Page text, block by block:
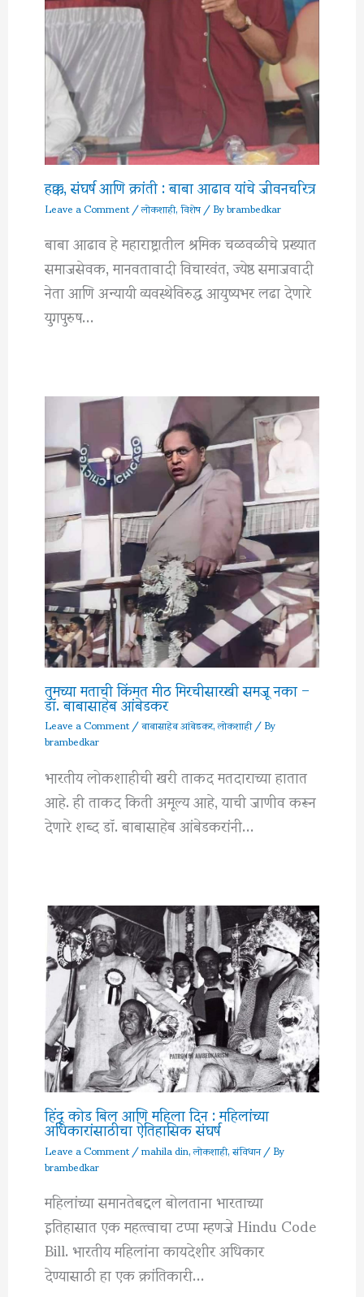
हक्क, संघर्ष आणि क्रांती : बाबा आढाव यांचे जीवनचरित्र
Leave a Comment/लोकशाही,विशेष/ Bybrambedkar
बाबा आढाव हे महाराष्ट्रातील श्रमिक चळवळीचे प्रख्यात
समाजसेवक, मानवतावादी विचारवंत, ज्येष्ठ समाजवादी
नेता आणि अन्यायी व्यवस्थेविरुद्ध आयुष्यभर लढा देणारे
युगपुरुष…
तुमच्या मताची किंमत मीठ मिरचीसारखी समजू नका –
डॉ. बाबासाहेब आंबेडकर
Leave a Comment/बाबासाहेब आंबेडकर,लोकशाही/ By
brambedkar
भारतीय लोकशाहीची खरी ताकद मतदाराच्या हातात
आहे. ही ताकद किती अमूल्य आहे, याची जाणीव करून
देणारे शब्द डॉ. बाबासाहेब आंबेडकरांनी…
हिंदू कोड बिल आणि महिला दिन : महिलांच्या
अधिकारांसाठीचा ऐतिहासिक संघर्ष
Leave a Comment/mahila din,लोकशाही,संविधान/ By
brambedkar
महिलांच्या समानतेबद्दल बोलताना भारताच्या
इतिहासात एक महत्त्वाचा टप्पा म्हणजे Hindu Code
Bill. भारतीय महिलांना कायदेशीर अधिकार
देण्यासाठी हा एक क्रांतिकारी…